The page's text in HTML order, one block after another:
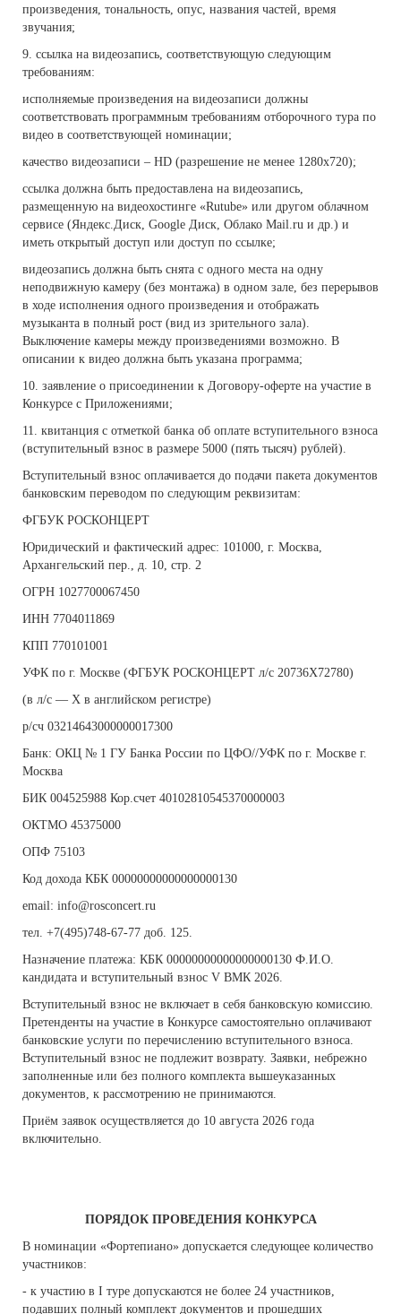
произведения, тональность, опус, названия частей, время
звучания;
9. ссылка на видеозапись, соответствующую следующим
требованиям:
исполняемые произведения на видеозаписи должны
соответствовать программным требованиям отборочного тура по
видео в соответствующей номинации;
качество видеозаписи – HD (разрешение не менее 1280x720);
ссылка должна быть предоставлена на видеозапись,
размещенную на видеохостинге «Rutube» или другом облачном
сервисе (Яндекс.Диск, Google Диск, Облако Mail.ru и др.) и
иметь открытый доступ или доступ по ссылке;
видеозапись должна быть снята с одного места на одну
неподвижную камеру (без монтажа) в одном зале, без перерывов
в ходе исполнения одного произведения и отображать
музыканта в полный рост (вид из зрительного зала).
Выключение камеры между произведениями возможно. В
описании к видео должна быть указана программа;
10. заявление о присоединении к Договору-оферте на участие в
Конкурсе с Приложениями;
11. квитанция с отметкой банка об оплате вступительного взноса
(вступительный взнос в размере 5000 (пять тысяч) рублей).
Вступительный взнос оплачивается до подачи пакета документов
банковским переводом по следующим реквизитам:
ФГБУК РОСКОНЦЕРТ
Юридический и фактический адрес: 101000, г. Москва,
Архангельский пер., д. 10, стр. 2
ОГРН 1027700067450
ИНН 7704011869
КПП 770101001
УФК по г. Москве (ФГБУК РОСКОНЦЕРТ л/с 20736Х72780)
(в л/с — Х в английском регистре)
р/сч 03214643000000017300
Банк: ОКЦ № 1 ГУ Банка России по ЦФО//УФК по г. Москве г.
Москва
БИК 004525988 Кор.счет 40102810545370000003
ОКТМО 45375000
ОПФ 75103
Код дохода КБК 00000000000000000130
email: info@rosconcert.ru
тел. +7(495)748-67-77 доб. 125.
Назначение платежа: КБК 00000000000000000130 Ф.И.О.
кандидата и вступительный взнос V ВМК 2026.
Вступительный взнос не включает в себя банковскую комиссию.
Претенденты на участие в Конкурсе самостоятельно оплачивают
банковские услуги по перечислению вступительного взноса.
Вступительный взнос не подлежит возврату. Заявки, небрежно
заполненные или без полного комплекта вышеуказанных
документов, к рассмотрению не принимаются.
Приём заявок осуществляется до 10 августа 2026 года
включительно.
ПОРЯДОК ПРОВЕДЕНИЯ КОНКУРСА
В номинации «Фортепиано» допускается следующее количество
участников:
- к участию в I туре допускаются не более 24 участников,
подавших полный комплект документов и прошедших